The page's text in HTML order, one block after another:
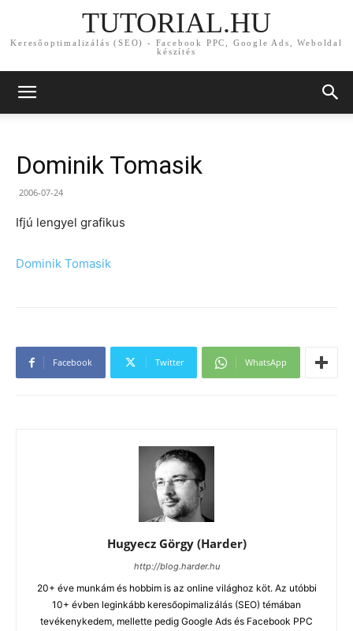
TUTORIAL.HU
Keresőoptimalizálás (SEO) - Facebook PPC, Google Ads, Weboldal
készítés
Dominik Tomasik
2006-07-24
Ifjú lengyel grafikus
Dominik Tomasik
Facebook Twitter WhatsApp
Hugyecz Görgy (Harder)
http://blog.harder.hu
20+ éve munkám és hobbim is az online világhoz köt. Az utóbbi
10+ évben leginkább keresőopimalizálás (SEO) témában
tevékenykedem, mellette pedig Google Ads és Facebook PPC